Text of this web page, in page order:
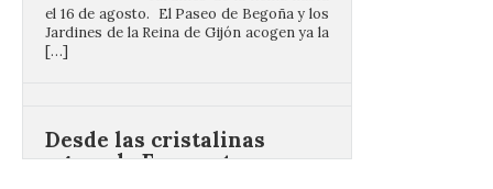
primera fotografía de
León de…viaje.